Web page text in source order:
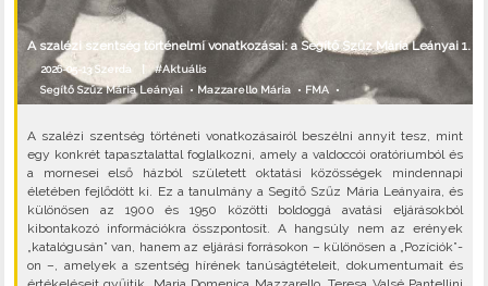
A szalézi szentség történelmi vonatkozásai: a Segítő Szűz Mária Leányai 1.
2026-05-13 Szerda |#Aktuális
Segítő Szűz Mária Leányai • Mazzarello Mária • FMA •
A szalézi szentség történeti vonatkozásairól beszélni annyit tesz, mint
egy konkrét tapasztalattal foglalkozni, amely a valdoccói oratóriumból és
a mornesei első házból született oktatási közösségek mindennapi
életében fejlődött ki. Ez a tanulmány a Segítő Szűz Mária Leányaira, és
különösen az 1900 és 1950 közötti boldoggá avatási eljárásokból
kibontakozó információkra összpontosít. A hangsúly nem az erények
„katalógusán” van, hanem az eljárási forrásokon – különösen a „Pozíciók”-
on –, amelyek a szentség hírének tanúságtételeit, dokumentumait és